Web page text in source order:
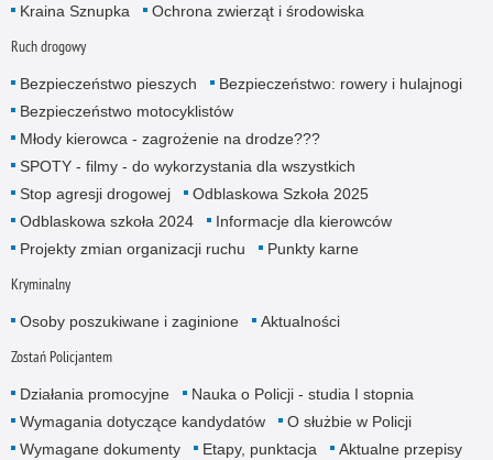
Kraina Sznupka
Ochrona zwierząt i środowiska
Ruch drogowy
Bezpieczeństwo pieszych
Bezpieczeństwo: rowery i hulajnogi
Bezpieczeństwo motocyklistów
Młody kierowca - zagrożenie na drodze???
SPOTY - filmy - do wykorzystania dla wszystkich
Stop agresji drogowej
Odblaskowa Szkoła 2025
Odblaskowa szkoła 2024
Informacje dla kierowców
Projekty zmian organizacji ruchu
Punkty karne
Kryminalny
Osoby poszukiwane i zaginione Aktualności
Zostań Policjantem
Działania promocyjne
Nauka o Policji - studia I stopnia
Wymagania dotyczące kandydatów
O służbie w Policji
Wymagane dokumenty
Etapy, punktacja
Aktualne przepisy